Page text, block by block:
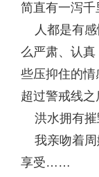
简直有一泻千
人都是有感
么严肃、认
些压抑住的
超过警戒线之
洪水拥有摧
我亲吻着周
享受……